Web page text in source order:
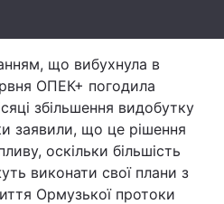
що вибухнула в
ОПЕК+ погодила
збільшення видобутку
заявили, що це рішення
оскільки більшість
виконати свої плани з
Ормузької протоки